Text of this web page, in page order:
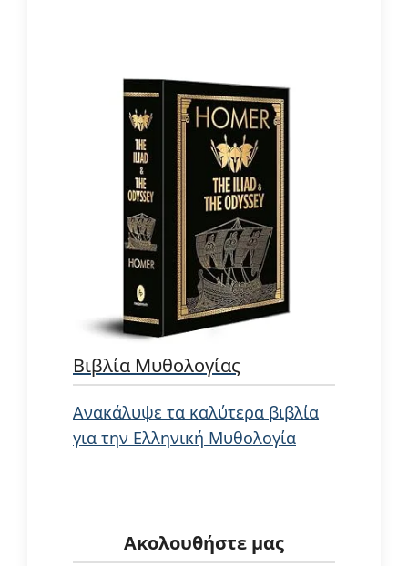
Βιβλία Μυθολογίας
Ανακάλυψε τα καλύτερα βιβλία
για την Ελληνική Μυθολογία
Ακολουθήστε μας